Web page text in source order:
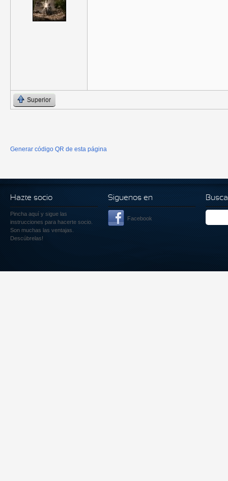
Superior
Generar código QR de esta página
Hazte socio
Pincha aquí y sigue las
instrucciones para hacerte socio.
Son muchas las ventajas.
Descúbrelas!
Siguenos en
Facebook